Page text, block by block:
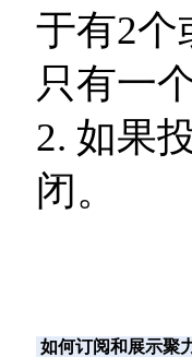
于有2个
只有一
2. 如果
闭。
如何订阅和展示聚